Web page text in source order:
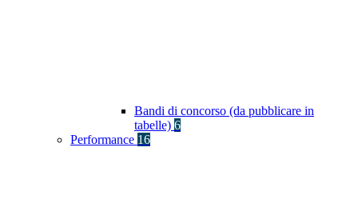
Bandi di concorso (da pubblicare in
tabelle) 6
Performance 16